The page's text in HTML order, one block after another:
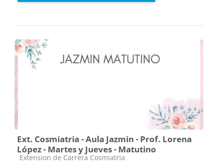
Ext. Cosmiatria - Aula Jazmin - Prof. Lorena
López - Martes y Jueves - Matutino
Categoría de cursos
Extension de Carrera Cosmiatria